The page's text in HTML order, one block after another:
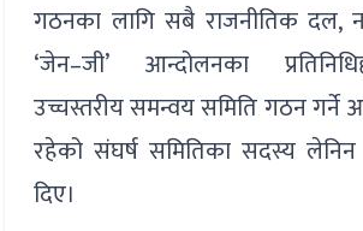
गठनका लागि सबै राजनीतिक दल,
‘जेन–जी’ आन्दोलनका
उच्चस्तरीय समन्वय समिति गठन गर्ने
रहेको संघर्ष समितिका सदस्य लेनिन
दिए।